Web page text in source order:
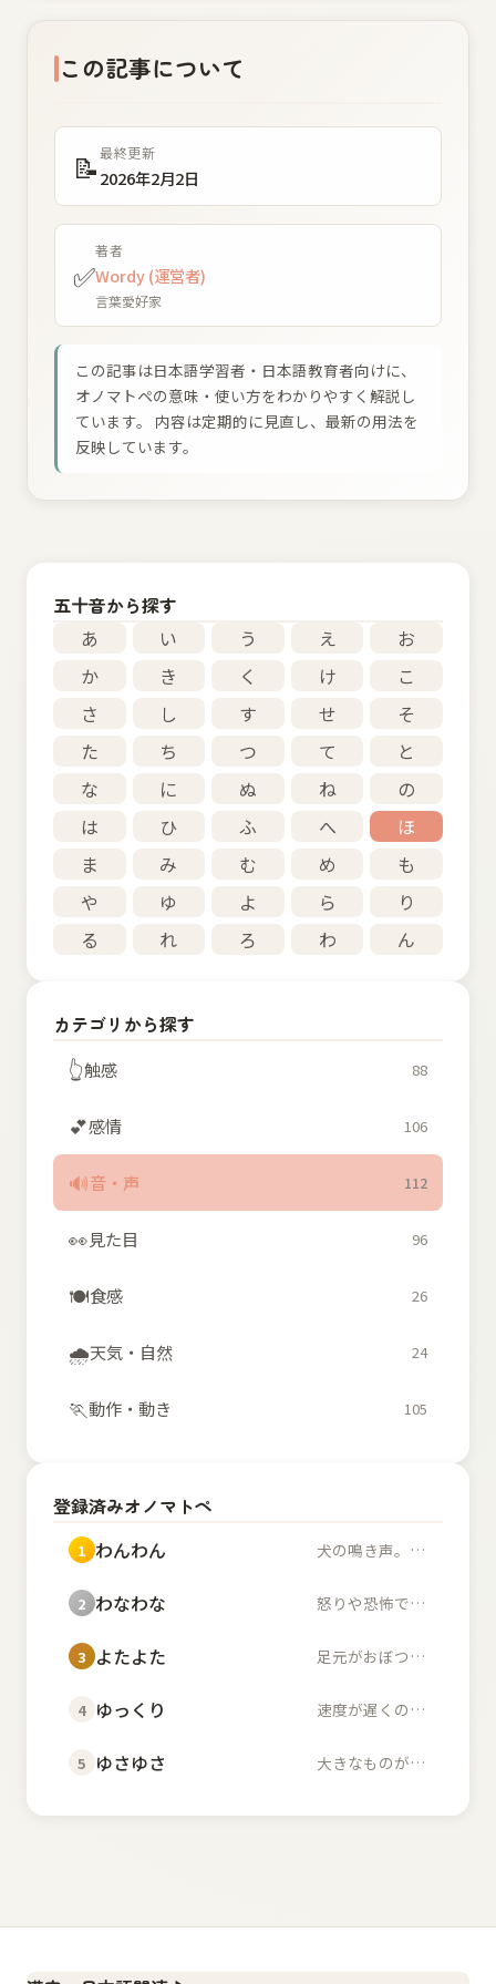
この記事について
📝最終更新
2026年2月2日
✅
著者
Wordy (運営者)
言葉愛好家
この記事は日本語学習者・日本語教育者向けに、
オノマトペの意味・使い方をわかりやすく解説し
ています。 内容は定期的に見直し、最新の用法を
反映しています。
五十音から探す
あ
い う え
お
か
き く け
こ
さ
し す せ
そ
た
ち つ て
と
な
に ぬ ね
の
は
ひ ふ へ
ほ
ま
み む め
も
や
ゆ よ ら
り
る
れ ろ わ ん
カテゴリから探す
👆触感 88
💕感情 106
🔊音・声 112
👀見た目 96
🍽️食感 26
🌧️天気・自然 24
🏃動作・動き 105
登録済みオノマトペ
1 わんわん 犬の鳴き声。また、幼...
2 わなわな 怒りや恐怖で体が小刻...
3 よたよた 足元がおぼつかず不安...
4 ゆっくり 速度が遅くのんびりし...
5 ゆさゆさ 大きなものが左右に揺...